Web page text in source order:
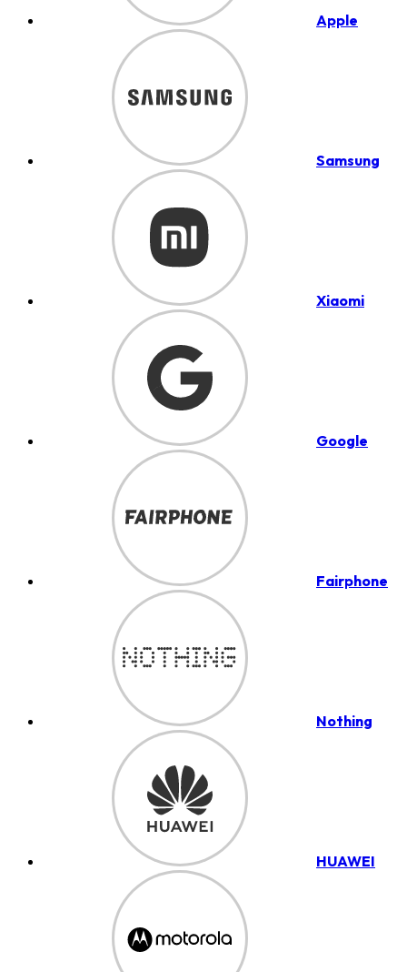
Apple
Samsung
Xiaomi
Google
Fairphone
Nothing
HUAWEI